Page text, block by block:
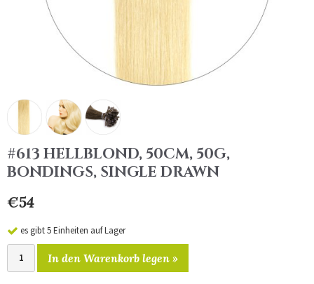
#613 HELLBLOND, 50CM, 50G,
BONDINGS, SINGLE DRAWN
€54
es gibt 5 Einheiten auf Lager
In den Warenkorb legen »